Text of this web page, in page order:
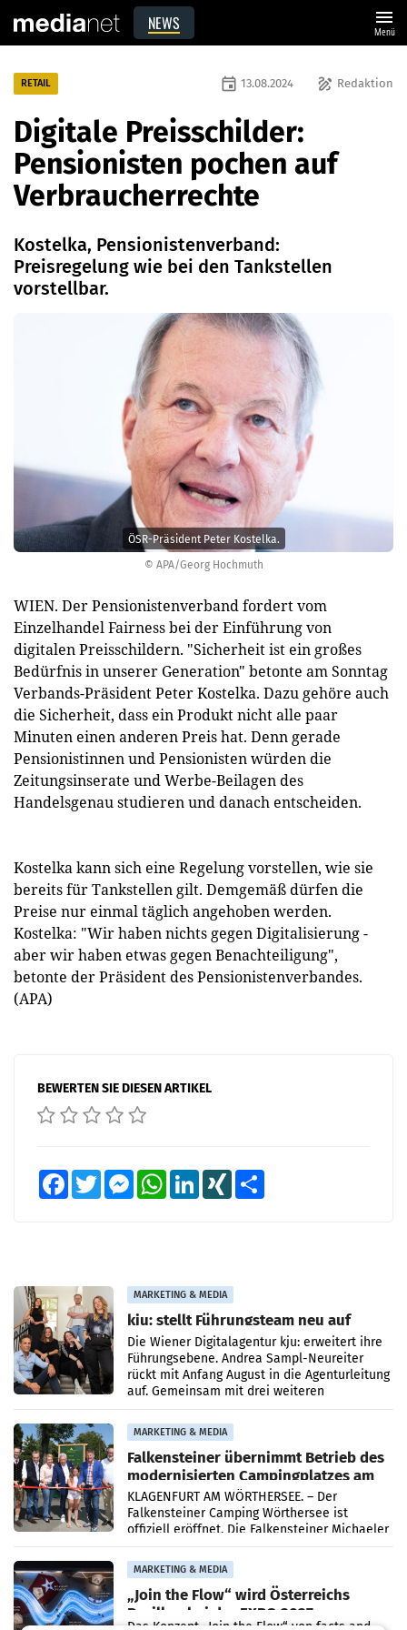
NEWS menu
Menü
© APA/Georg Hochmuth
ÖSR-Präsident Peter Kostelka.
RETAIL draw Redaktion
event 13.08.2024
Digitale Preisschilder:
Pensionisten pochen auf
Verbraucherrechte
Kostelka, Pensionistenverband:
Preisregelung wie bei den Tankstellen
vorstellbar.
WIEN. Der Pensionistenverband fordert vom
Einzelhandel Fairness bei der Einführung von
digitalen Preisschildern. "Sicherheit ist ein großes
Bedürfnis in unserer Generation" betonte am Sonntag
Verbands-Präsident Peter Kostelka. Dazu gehöre auch
die Sicherheit, dass ein Produkt nicht alle paar
Minuten einen anderen Preis hat. Denn gerade
Pensionistinnen und Pensionisten würden die
Zeitungsinserate und Werbe-Beilagen des
Handelsgenau studieren und danach entscheiden.
Kostelka kann sich eine Regelung vorstellen, wie sie
bereits für Tankstellen gilt. Demgemäß dürfen die
Preise nur einmal täglich angehoben werden.
Kostelka: "Wir haben nichts gegen Digitalisierung -
aber wir haben etwas gegen Benachteiligung",
betonte der Präsident des Pensionistenverbandes.
(APA)
BEWERTEN SIE DIESEN ARTIKEL
FacebookTwitter MessengerWhatsAppLinkedInXING
MARKETING & MEDIA
kju: stellt Führungsteam neu auf
Die Wiener Digitalagentur kju: erweitert ihre
Führungsebene. Andrea Sampl-Neureiter
rückt mit Anfang August in die Agenturleitung
auf. Gemeinsam mit drei weiteren
Neubesetzungen entsteht
MARKETING & MEDIA
Falkensteiner übernimmt Betrieb des
modernisierten Campingplatzes am
Wörthersee
KLAGENFURT AM WÖRTHERSEE. – Der
Falkensteiner Camping Wörthersee ist
offiziell eröffnet. Die Falkensteiner Michaeler
Tourism Group (FMTG) und die Stadtwerke
Klagenfurt haben den
MARKETING & MEDIA
„Join the Flow“ wird Österreichs
Pavillon bei der EXPO 2027
Das Konzept „Join the Flow“ von facts and